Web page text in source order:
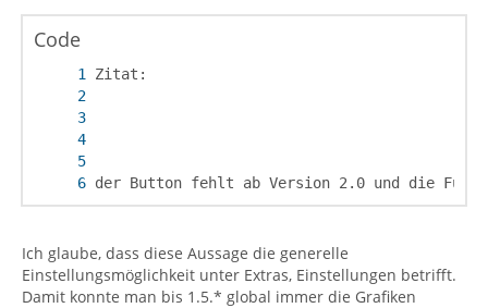
Code
der Button fehlt ab Version 2.0 und die
Ich glaube, dass diese Aussage die generelle
Einstellungsmöglichkeit unter Extras, Einstellungen betrifft.
Damit konnte man bis 1.5.* global immer die Grafiken